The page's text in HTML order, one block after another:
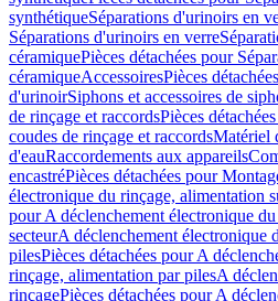
synthétiqueSéparations d'urinoirs en
Séparations d'urinoirs en verre
céramiquePièces détachées pour
céramiqueAccessoiresPièces
d'urinoirSiphons et accessoires de
de rinçage et raccordsPièces
coudes de rinçage et raccordsMatériel
d'eauRaccordements aux appareils
encastréPièces détachées pour
électronique du rinçage, alimentation
pour A déclenchement électronique
secteurA déclenchement électronique
pilesPièces détachées pour A
rinçage, alimentation par pilesA
rinçagePièces détachées pour A